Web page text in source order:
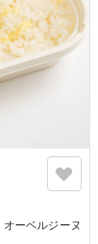
レーでし
オーベルジーヌ